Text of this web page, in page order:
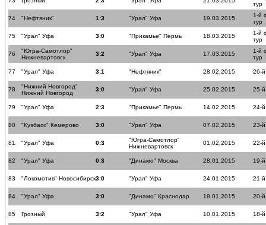
тур
74 "Нефтяник" 1:3 "Урал" Уфа 19.03.2015
1-й
тур
75 "Урал" Уфа 3:0 "Прикамье" Пермь 18.03.2015
1-й
тур
76
"Югра-Самотлор"
Нижневартовск
3:2 "Урал" Уфа 17.03.2015
1-й
тур
77 "Урал" Уфа 3:1 "Нефтяник" 28.02.2015 26-й
78
"Нижний Новгород"
Нижний Новгород
3:0 "Урал" Уфа 25.02.2015 25-й
79 "Урал" Уфа 2:3 "Прикамье" Пермь 14.02.2015 24-й
80 "Кузбасс" Кемерово 3:0 "Урал" Уфа 07.02.2015 23-й
81 "Урал" Уфа 0:3
"Югра-Самотлор"
Нижневартовск
01.02.2015 22-й
82 "Урал" Уфа 0:3 "Динамо" Москва 28.01.2015 19-
83 "Локомотив" Новосибирск3:0 "Урал" Уфа 24.01.2015 21-й
84 "Урал" Уфа 3:0 "Динамо" Краснодар 18.01.2015 20-й
85 Грозный 3:2 "Урал" Уфа 10.01.2015 18-